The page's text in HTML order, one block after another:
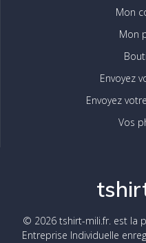
Mon
Mon
Envoyez
Envoyez
Vos
© 2026 tshirt-mili.fr. est la
Entreprise Individuelle